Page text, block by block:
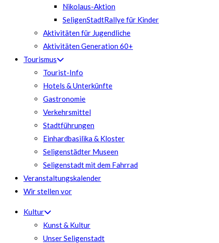
Nikolaus-Aktion
SeligenStadtRallye für Kinder
Aktivitäten für Jugendliche
Aktivitäten Generation 60+
Tourismus
Tourist-Info
Hotels & Unterkünfte
Gastronomie
Verkehrsmittel
Stadtführungen
Einhardbasilika & Kloster
Seligenstädter Museen
Seligenstadt mit dem Fahrrad
Veranstaltungskalender
Wir stellen vor
Kultur
Kunst & Kultur
Unser Seligenstadt